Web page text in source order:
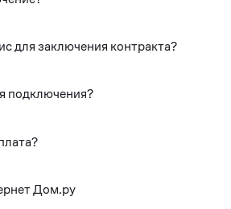
для заключения контракта?
подключения?
Дом.ру